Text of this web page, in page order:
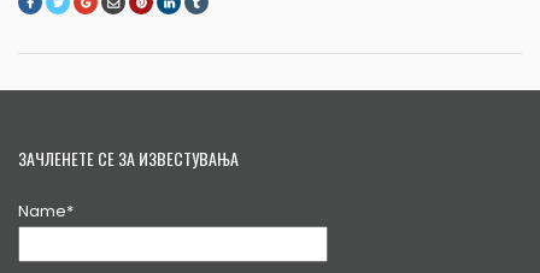
ЗАЧЛЕНЕТЕ СЕ ЗА ИЗВЕСТУВАЊА
Name*